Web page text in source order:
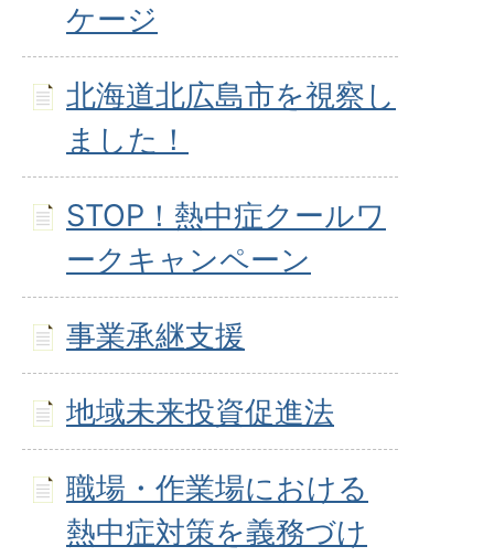
ケージ
北海道北広島市を視察し
ました！
STOP！熱中症クールワ
ークキャンペーン
事業承継支援
地域未来投資促進法
職場・作業場における
熱中症対策を義務づけ